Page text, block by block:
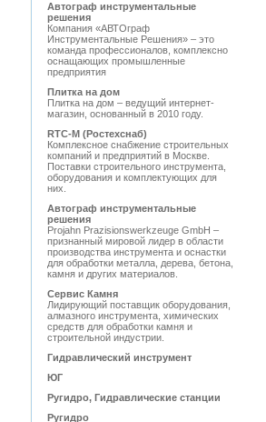
Автограф инструментальные
решения
Компания «АВТОграф
Инструментальные Решения» – это
команда профессионалов, комплексно
оснащающих промышленные
предприятия
Плитка на дом
Плитка на дом – ведущий интернет-
магазин, основанный в 2010 году.
RTC-M (Ростехснаб)
Комплексное снабжение строительных
компаний и предприятий в Москве.
Поставки строительного инструмента,
оборудования и комплектующих для
них.
Автограф инструментальные
решения
Projahn Prazisionswerkzeuge GmbH –
признанный мировой лидер в области
производства инструмента и оснастки
для обработки металла, дерева, бетона,
камня и других материалов.
Сервис Камня
Лидирующий поставщик оборудования,
алмазного инструмента, химических
средств для обработки камня и
строительной индустрии.
Гидравлический инструмент
ЮГ
Ругидро, Гидравлические станции
Ругидро